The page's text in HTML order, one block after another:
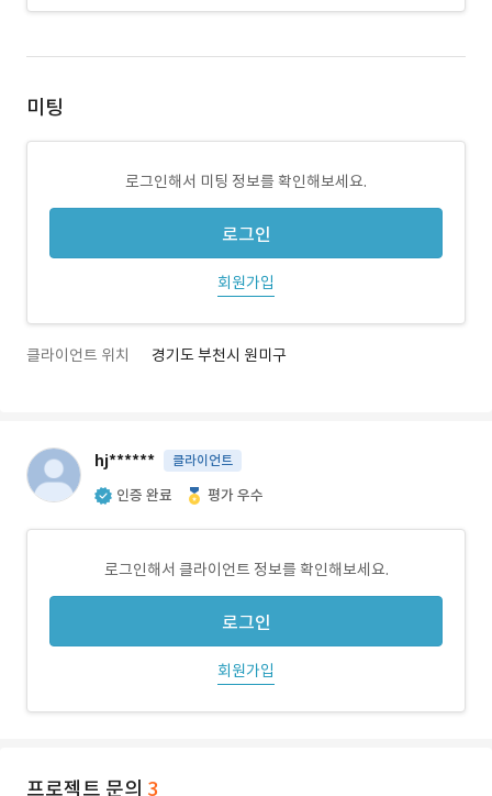
미팅
로그인해서 미팅 정보를 확인해보세요.
로그인
회원가입
클라이언트 위치 경기도 부천시 원미구
hj****** 클라이언트
인증 완료 평가 우수
로그인해서 클라이언트 정보를 확인해보세요.
로그인
회원가입
프로젝트 문의 3